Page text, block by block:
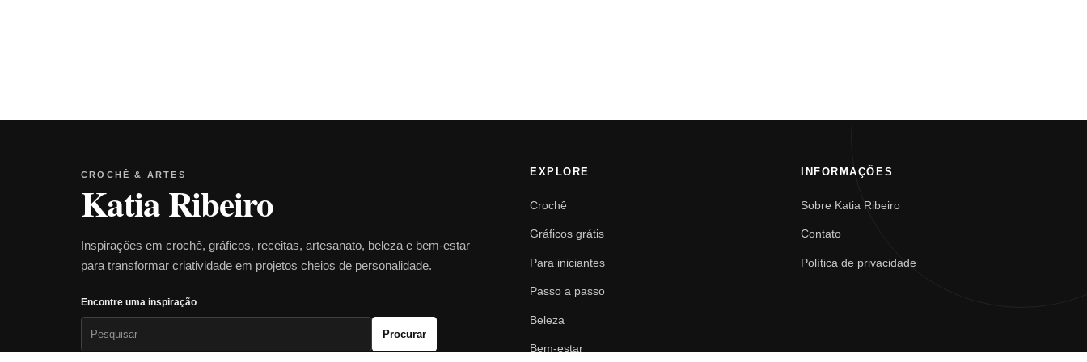
CROCHÊ & ARTES
Katia Ribeiro
Inspirações em crochê, gráficos, receitas, artesanato, beleza e bem-estar
para transformar criatividade em projetos cheios de personalidade.
Encontre uma inspiração
Procurar
EXPLORE
Crochê
Gráficos grátis
Para iniciantes
Passo a passo
Beleza
Bem-estar
INFORMAÇÕES
Sobre Katia Ribeiro
Contato
Política de privacidade